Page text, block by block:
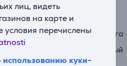
лиц, видеть
на карте и
условия перечислены
использованию куки-
Aqara
белый